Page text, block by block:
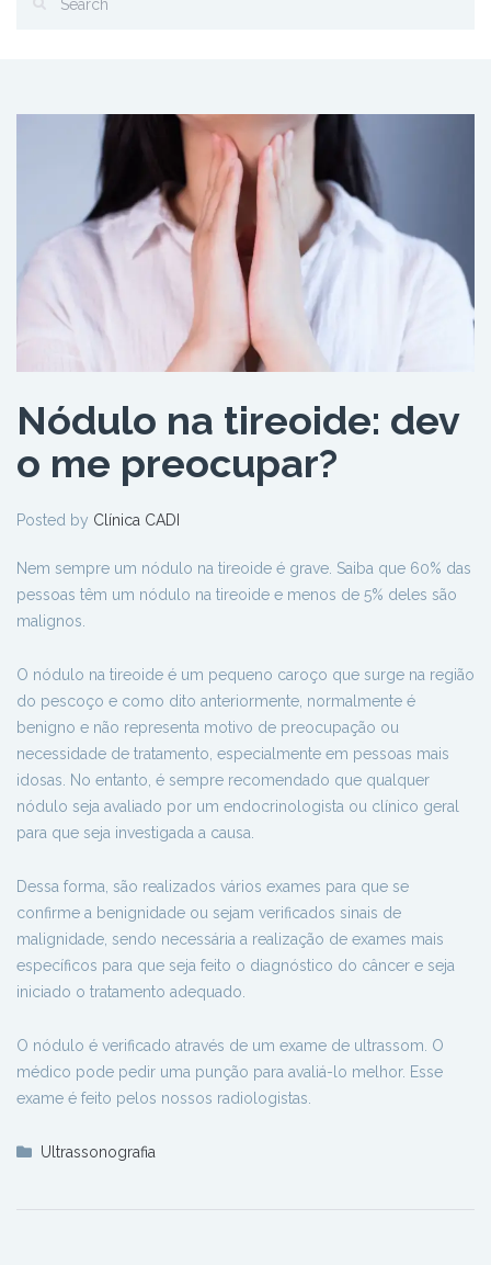
Nódulo na tireoide: dev
o me preocupar?
Posted by Clínica CADI
Nem sempre um nódulo na tireoide é grave. Saiba que 60% das
pessoas têm um nódulo na tireoide e menos de 5% deles são
malignos.
O nódulo na tireoide é um pequeno caroço que surge na região
do pescoço e como dito anteriormente, normalmente é
benigno e não representa motivo de preocupação ou
necessidade de tratamento, especialmente em pessoas mais
idosas. No entanto, é sempre recomendado que qualquer
nódulo seja avaliado por um endocrinologista ou clínico geral
para que seja investigada a causa.
Dessa forma, são realizados vários exames para que se
confirme a benignidade ou sejam verificados sinais de
malignidade, sendo necessária a realização de exames mais
específicos para que seja feito o diagnóstico do câncer e seja
iniciado o tratamento adequado.
⁣O nódulo é verificado através de um exame de ultrassom. O
médico pode pedir uma punção para avaliá-lo melhor. Esse
exame é feito pelos nossos radiologistas.
Ultrassonografia